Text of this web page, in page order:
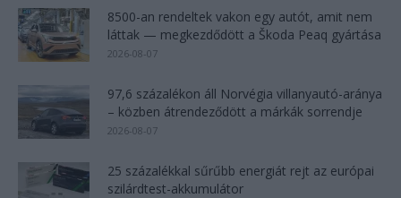
8500-an rendeltek vakon egy autót, amit nem
láttak — megkezdődött a Škoda Peaq gyártása
2026-08-07
97,6 százalékon áll Norvégia villanyautó-aránya
– közben átrendeződött a márkák sorrendje
2026-08-07
25 százalékkal sűrűbb energiát rejt az európai
szilárdtest-akkumulátor